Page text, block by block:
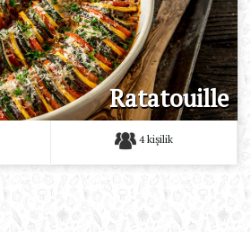
Ratatouille
4 kişilik